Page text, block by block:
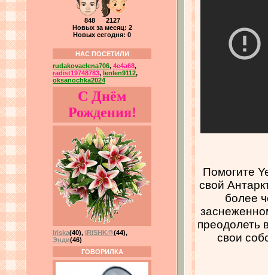
848 2127
Новых за месяц: 2
Новых сегодня: 0
НАС ПОСЕТИЛИ
rudakovaelena706, 4e4a68,
radist19748783, lenlen9112,
oksanochka2024
С Днём
Рождения!
Iriska(40), IRISHK@(44),
Энди(46)
ГОВОРИЛКА
Помогите
свой
более
преодолеть
свои